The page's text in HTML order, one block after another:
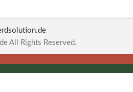
All Rights Reserved.